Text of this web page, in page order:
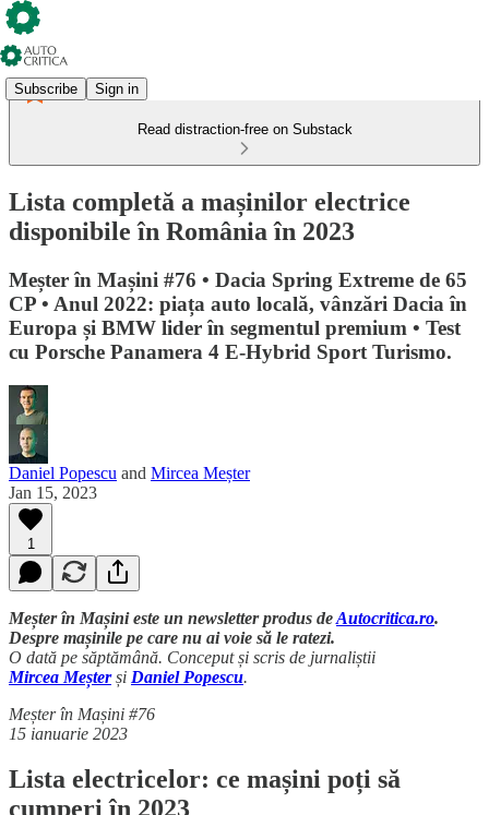
Subscribe Sign in
Read distraction-free on Substack
Lista completă a mașinilor electrice
disponibile în România în 2023
Meșter în Mașini #76 • Dacia Spring Extreme de 65
CP • Anul 2022: piața auto locală, vânzări Dacia în
Europa și BMW lider în segmentul premium • Test
cu Porsche Panamera 4 E-Hybrid Sport Turismo.
Daniel Popescu and Mircea Meșter
Jan 15, 2023
1
Meșter în Mașini este un newsletter produs deAutocritica.ro.
Despre mașinile pe care nu ai voie să le ratezi.
O dată pe săptămână. Conceput și scris de jurnaliștii
Mircea Meșterși Daniel Popescu.
Meșter în Mașini #76
15 ianuarie 2023
Lista electricelor: ce mașini poți să
cumperi în 2023